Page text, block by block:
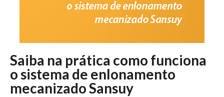
Saiba na prática como funciona
o sistema de enlonamento
mecanizado Sansuy